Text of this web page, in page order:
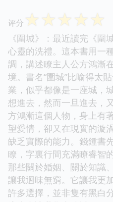
评分 ☆☆☆☆☆
《圍城》：最近讀完《圍
心靈的洗禮。這本書用一
調，講述瞭主人公方鴻漸
境。書名“圍城”比喻得太
業，似乎都像是一座城，
想進去，然而一旦進去，
方鴻漸這個人物，身上有
望愛情，卻又在現實的漩
缺乏實際的能力。錢鍾書
瞭，字裏行間充滿瞭睿智
那些關於婚姻、關於知識
讓我迴味無窮。它讓我更
許多選擇，並非隻有黑白